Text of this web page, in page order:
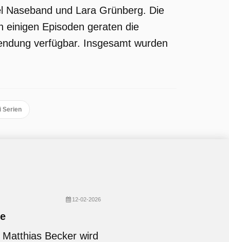
Naseband und Lara Grünberg. Die
einigen Episoden geraten die
verfügbar. Insgesamt wurden
Serien
12-02-2026
Becker wird